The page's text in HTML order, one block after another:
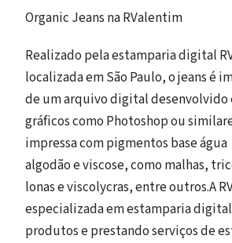
Organic Jeans na RValentim
Realizado pela estamparia digital
localizada em São Paulo, o jeans é
de um arquivo digital desenvolvido
gráficos como Photoshop ou
impressa com pigmentos base
algodão e viscose, como malhas,
lonas e viscolycras, entre outros.A
especializada em estamparia
produtos e prestando serviços de